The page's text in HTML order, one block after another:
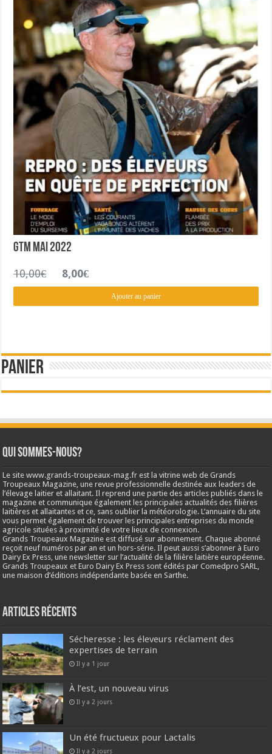
GTM Mai 2022
10,00€
prix
8,00€
prix
actuelAjouter au panier
Panier
Qui sommes-nous?
Le site www.grands-troupeaux-mag.fr est la vitrine web de Grands
Troupeaux Magazine, une revue professionnelle destinée aux leaders de
l’élevage laitier et allaitant. Il reprend une partie des articles publiés dans le
magazine et communique également les principales actualités des filières
laitières et allaitantes et ce, sans oublier la météorologie. L’annuaire du site
vous permet également de trouver les principales entreprises du monde
agricole situées à proximité de votre lieux de connexion.
Grands Troupeaux Magazine est diffusé sur abonnement. Chaque abonné
reçoit neuf numéros par an et un hors-série. Il peut aussi s’abonner à Euro
Dairy Ex Press, une newsletter sur l’actualité de la filière laitière européenne.
Grands Troupeaux et Euro Dairy Ex Press sont édités par Comedpro SARL,
une maison d’éditions indépendante basée en Sarthe.
Articles récents
Sécheresse : les éleveurs réclament des
expertises de terrain
Il y a 1 jour
À l’est, un nouveau virus
Il y a 2 jours
Un été fructueux pour Lactalis
Il y a 2 jours